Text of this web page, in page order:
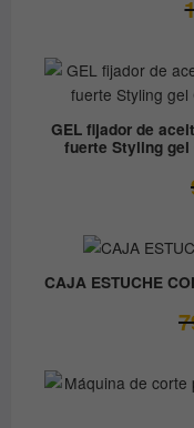
GEL fijador de
fuerte Styling gel
CAJA ESTUCHE